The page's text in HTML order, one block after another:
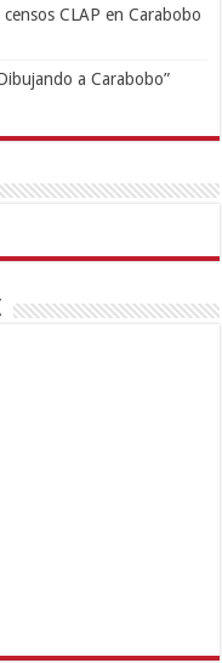
CLAP en Carabobo
a Carabobo”